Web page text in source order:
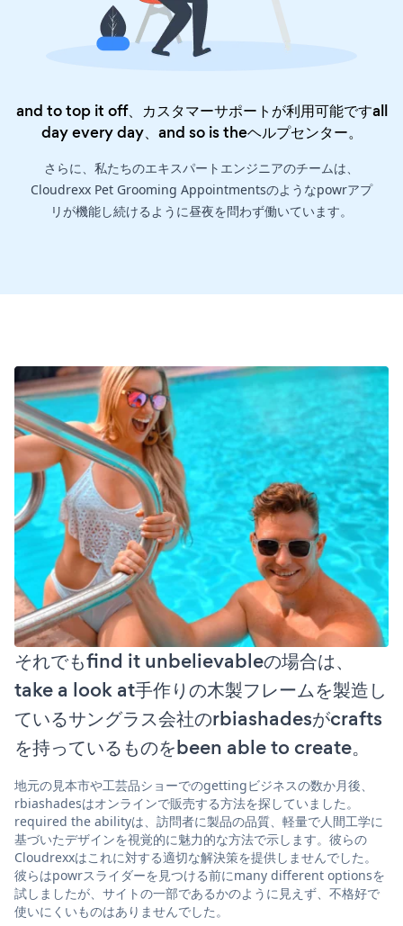
and to top it off、カスタマーサポートが利用可能ですall
day every day、and so is theヘルプセンター。
さらに、私たちのエキスパートエンジニアのチームは、
Cloudrexx Pet Grooming Appointmentsのようなpowrアプ
リが機能し続けるように昼夜を問わず働いています。
それでもfind it unbelievableの場合は、
take a look at手作りの木製フレームを製造し
ているサングラス会社のrbiashadesがcrafts
を持っているものをbeen able to create。
地元の見本市や工芸品ショーでのgettingビジネスの数か月後、
rbiashadesはオンラインで販売する方法を探していました。
required the abilityは、訪問者に製品の品質、軽量で人間工学に
基づいたデザインを視覚的に魅力的な方法で示します。彼らの
Cloudrexxはこれに対する適切な解決策を提供しませんでした。
彼らはpowrスライダーを見つける前にmany different optionsを
試しましたが、サイトの一部であるかのように見えず、不格好で
使いにくいものはありませんでした。